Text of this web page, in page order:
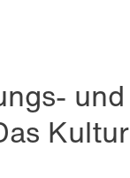
und